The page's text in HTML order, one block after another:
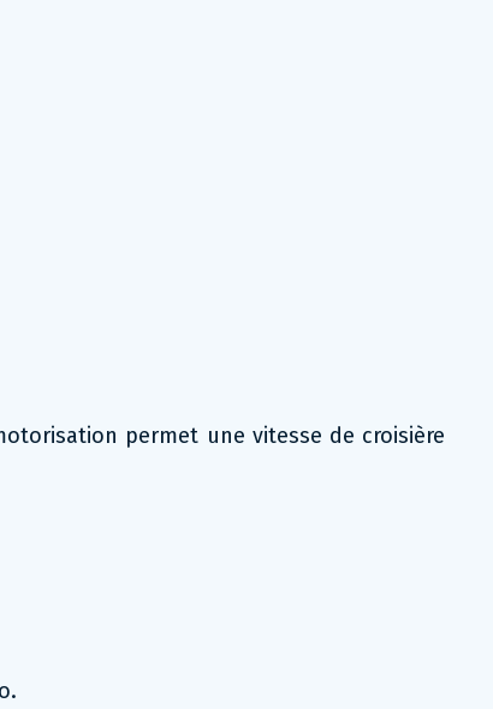
permet une vitesse de croisière